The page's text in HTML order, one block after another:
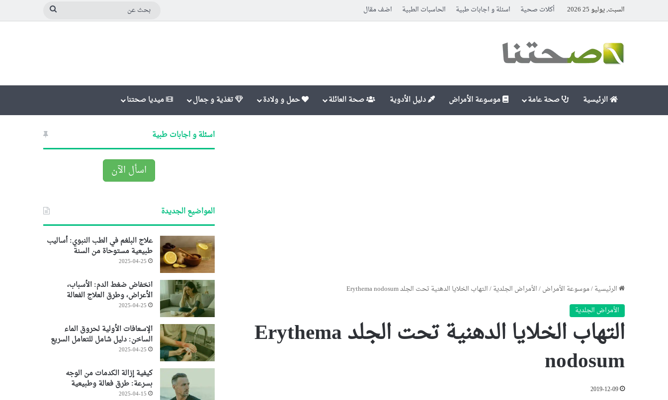
السبت, يوليو 25 2026 أكلات صحية اسئلة و اجابات طبية الحاسبات الطبية اضف مقال
الرئيسية صحة عامة موسوعة الأمراض دليل الأدوية صحة العائلة حمل و ولادة تغذية و جمال ميديا صحتنا
الرئيسية/موسوعة الأمراض/الأمراض الجلدية/التهاب الخلايا الدهنية تحت الجلد Erythema nodosum
الأمراض الجلدية
التهاب الخلايا الدهنية تحت الجلد Erythema
nodosum
2019-12-09
اسئلة و اجابات طبية
اسأل الآن
المواضيع الجديدة
علاج البلغم في الطب النبوي: أساليب
طبيعية مستوحاة من السنة
2025-04-25
انخفاض ضغط الدم: الأسباب،
الأعراض، وطرق العلاج الفعالة
2025-04-25
الإسعافات الأولية لحروق الماء
الساخن: دليل شامل للتعامل السريع
2025-04-25
كيفية إزالة الكدمات من الوجه
بسرعة: طرق فعالة وطبيعية
2025-04-15